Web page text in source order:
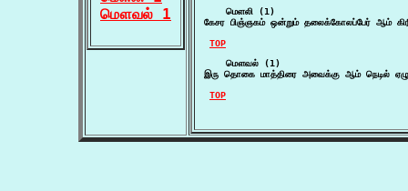
மௌவல் 1
    மெளலி (1)
கேசர பிஞ்ஞகம் ஒன்றும் தலைக்கோலப்பேர் ஆம்
TOP
    மௌவல் (1)
இரு தொகை மாத்திரை அவைக்கு ஆம் நெடில்
TOP